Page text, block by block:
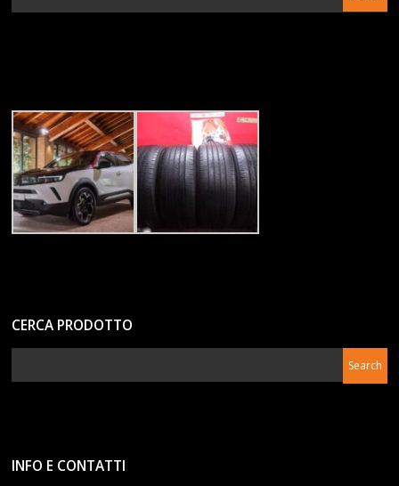
CERCA PRODOTTO
INFO E CONTATTI